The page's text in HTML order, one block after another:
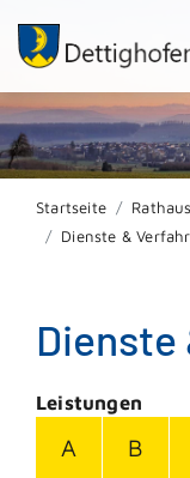
Startseite
Dienste &
Dienste
Leistungen
A B